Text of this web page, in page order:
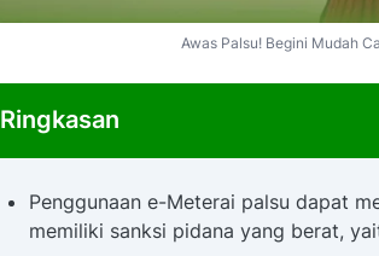
Awas Palsu! Begini Mudah
Ringkasan
Penggunaan e-Meterai palsu dapat
memiliki sanksi pidana yang berat,